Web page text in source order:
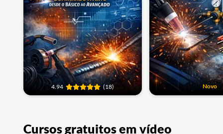
4.94 (18) Novo
Cursos gratuitos em vídeo